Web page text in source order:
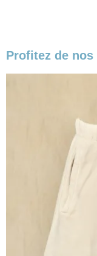
Profitez de